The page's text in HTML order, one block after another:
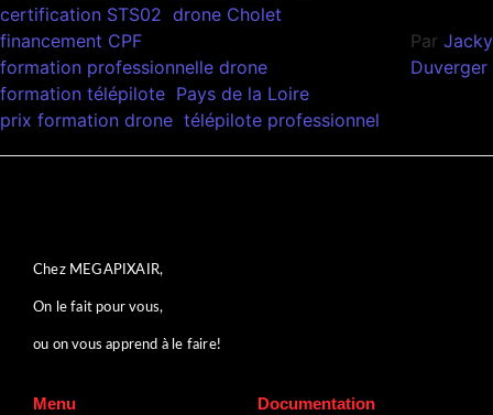
certification STS02 drone Cholet
financement CPF
formation professionnelle drone
formation télépilote Pays de la Loire
prix formation drone télépilote professionnel
Par Jacky
Duverger
Chez MEGAPIXAIR,
On le fait pour vous,
ou on vous apprend à le faire!
Menu Documentation